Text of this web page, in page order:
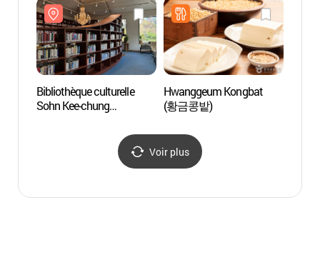
Bibliothèque culturelle
Sohn Kee-chung
Hwanggeum Kongbat
(황금콩밭)
Voir plus